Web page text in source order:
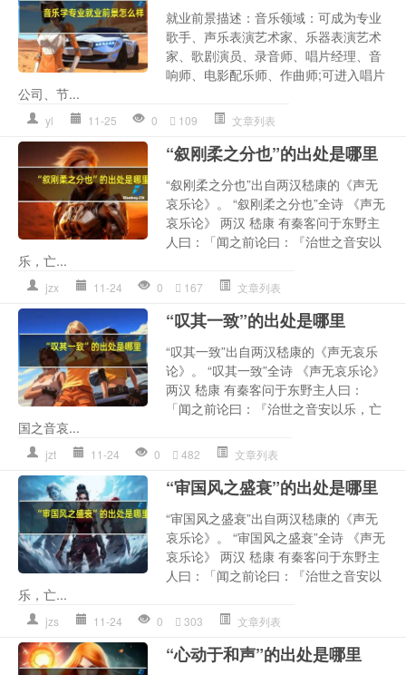
就业前景描述：音乐领域：可成为专业
歌手、声乐表演艺术家、乐器表演艺术
家、歌剧演员、录音师、唱片经理、音
响师、电影配乐师、作曲师;可进入唱片
公司、节...
yl 11-25 0 109 文章列表
“叙刚柔之分也”的出处是哪里
“叙刚柔之分也”出自两汉嵇康的《声无
哀乐论》。 “叙刚柔之分也”全诗 《声无
哀乐论》 两汉 嵇康 有秦客问于东野主
人曰：「闻之前论曰：『治世之音安以
乐，亡...
jzx 11-24 0 167 文章列表
“叹其一致”的出处是哪里
“叹其一致”出自两汉嵇康的《声无哀乐
论》。 “叹其一致”全诗 《声无哀乐论》
两汉 嵇康 有秦客问于东野主人曰：
「闻之前论曰：『治世之音安以乐，亡
国之音哀...
jzt 11-24 0 482 文章列表
“审国风之盛衰”的出处是哪里
“审国风之盛衰”出自两汉嵇康的《声无
哀乐论》。 “审国风之盛衰”全诗 《声无
哀乐论》 两汉 嵇康 有秦客问于东野主
人曰：「闻之前论曰：『治世之音安以
乐，亡...
jzs 11-24 0 303 文章列表
“心动于和声”的出处是哪里